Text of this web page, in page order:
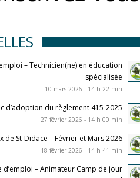
– Technicien(ne) en éducation
spécialisée
10 mars 2026 - 14 h 22 min
d’adoption du règlement 415-2025
27 février 2026 - 14 h 00 min
de St-Didace – Février et Mars 2026
18 février 2026 - 14 h 41 min
d’emploi – Animateur Camp de jour